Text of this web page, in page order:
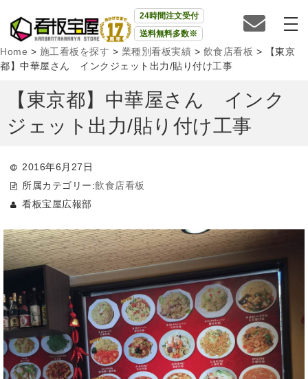
24時間注文受付
送料無料多数※
Home > 施工看板を探す > 業種別看板実績 > 飲食店看板 >
【東京
都】中華屋さん インクジェット出力/貼り付け工事
【東京都】中華屋さん インク
ジェット出力/貼り付け工事
2016年6月27日
所属カテゴリー:飲食店看板
看板宝屋広報部